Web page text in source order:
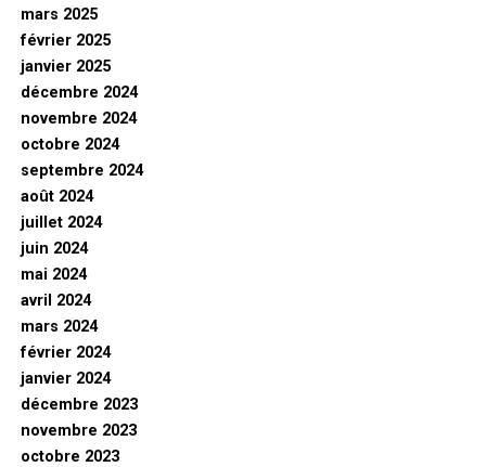
mars 2025
février 2025
janvier 2025
décembre 2024
novembre 2024
octobre 2024
septembre 2024
août 2024
juillet 2024
juin 2024
mai 2024
avril 2024
mars 2024
février 2024
janvier 2024
décembre 2023
novembre 2023
octobre 2023